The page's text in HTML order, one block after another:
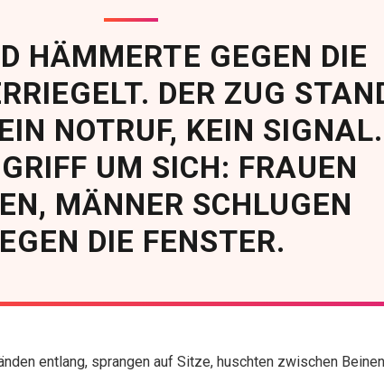
HÄMMERTE GEGEN DIE
DER ZUG
NOTRUF, KEIN SIGNAL.
UM SICH: FRAUEN
MÄNNER SCHLUGEN
DIE FENSTER.
entlang, sprangen auf Sitze, huschten zwischen Beinen